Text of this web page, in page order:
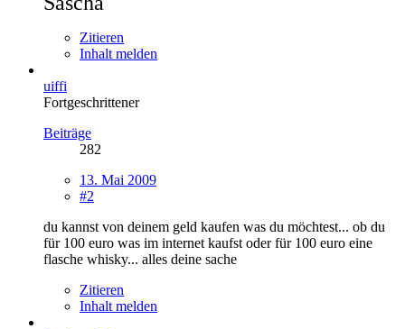
Zitieren
Inhalt melden
uiffi
Fortgeschrittener
Beiträge
282
13. Mai 2009
#2
du kannst von deinem geld kaufen was du möchtest... ob du
für 100 euro was im internet kaufst oder für 100 euro eine
flasche whisky... alles deine sache
Zitieren
Inhalt melden